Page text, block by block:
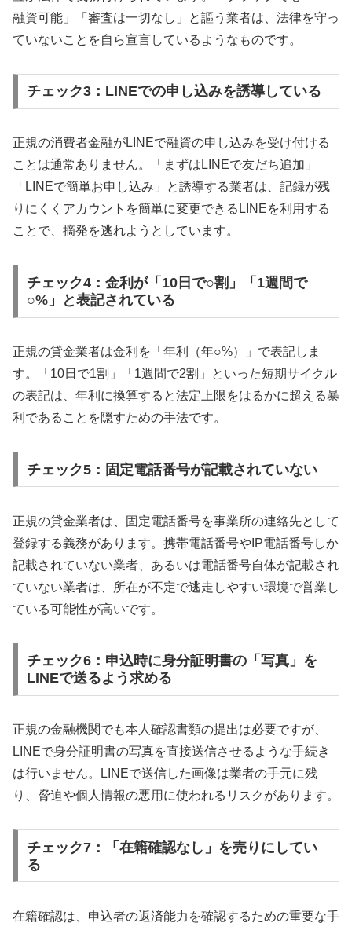
融資可能」「審査は一切なし」と謳う業者は、法律を守っ
ていないことを自ら宣言しているようなものです。
チェック3：LINEでの申し込みを誘導している
正規の消費者金融がLINEで融資の申し込みを受け付ける
ことは通常ありません。「まずはLINEで友だち追加」
「LINEで簡単お申し込み」と誘導する業者は、記録が残
りにくくアカウントを簡単に変更できるLINEを利用する
ことで、摘発を逃れようとしています。
チェック4：金利が「10日で○割」「1週間で
○%」と表記されている
正規の貸金業者は金利を「年利（年○%）」で表記しま
す。「10日で1割」「1週間で2割」といった短期サイクル
の表記は、年利に換算すると法定上限をはるかに超える暴
利であることを隠すための手法です。
チェック5：固定電話番号が記載されていない
正規の貸金業者は、固定電話番号を事業所の連絡先として
登録する義務があります。携帯電話番号やIP電話番号しか
記載されていない業者、あるいは電話番号自体が記載され
ていない業者は、所在が不定で逃走しやすい環境で営業し
ている可能性が高いです。
チェック6：申込時に身分証明書の「写真」を
LINEで送るよう求める
正規の金融機関でも本人確認書類の提出は必要ですが、
LINEで身分証明書の写真を直接送信させるような手続き
は行いません。LINEで送信した画像は業者の手元に残
り、脅迫や個人情報の悪用に使われるリスクがあります。
チェック7：「在籍確認なし」を売りにしてい
る
在籍確認は、申込者の返済能力を確認するための重要な手